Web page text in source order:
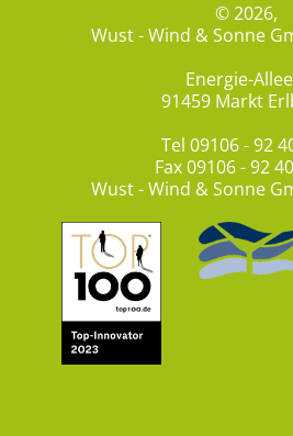
© 2026,
Wust - Wind & Sonne
Energie-
91459 Markt
Tel 09106 - 92
Fax 09106 - 92
Wust - Wind & Sonne